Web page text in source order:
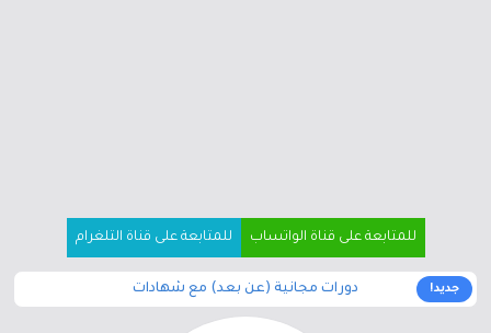
للمتابعة على قناة الواتساب للمتابعة على قناة التلغرام
جديد! دورات مجانية (عن بعد) مع شهادات